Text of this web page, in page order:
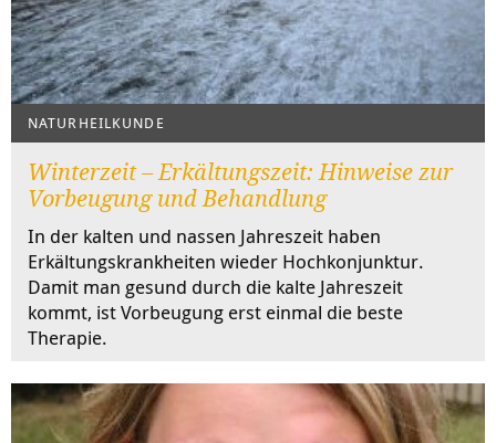
NATURHEILKUNDE
Winterzeit – Erkältungszeit: Hinweise zur
Vorbeugung und Behandlung
In der kalten und nassen Jahreszeit haben
Erkältungskrankheiten wieder Hochkonjunktur.
Damit man gesund durch die kalte Jahreszeit
kommt, ist Vorbeugung erst einmal die beste
Therapie.